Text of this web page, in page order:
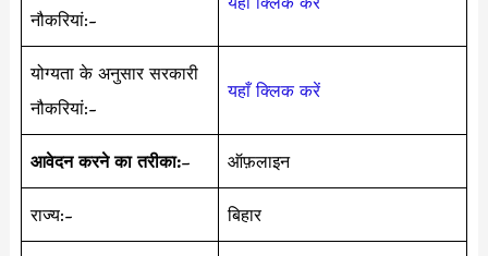
नौकरियां:-
योग्यता के अनुसार सरकारी
नौकरियां:-
यहाँ क्लिक करें
आवेदन करने का तरीका:– ऑफ़लाइन
राज्य:- बिहार